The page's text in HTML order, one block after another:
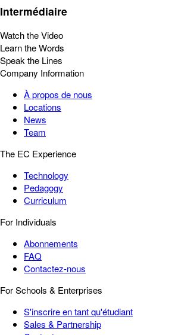
Intermédiaire
Watch the Video
Learn the Words
Speak the Lines
Company Information
À propos de nous
Locations
News
Team
The EC Experience
Technology
Pedagogy
Curriculum
For Individuals
Abonnements
FAQ
Contactez-nous
For Schools & Enterprises
S'inscrire en tant qu'étudiant
Sales & Partnership